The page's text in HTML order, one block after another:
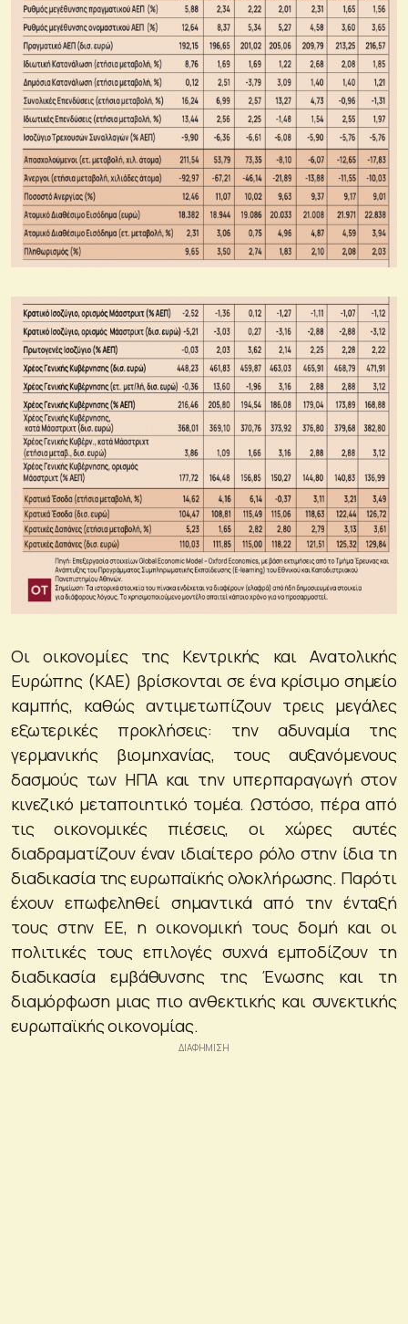
Οι οικονομίες της Κεντρικής και Ανατολικής
Ευρώπης (ΚΑΕ) βρίσκονται σε ένα κρίσιμο σημείο
καμπής, καθώς αντιμετωπίζουν τρεις μεγάλες
εξωτερικές προκλήσεις: την αδυναμία της
γερμανικής βιομηχανίας, τους αυξανόμενους
δασμούς των ΗΠΑ και την υπερπαραγωγή στον
κινεζικό μεταποιητικό τομέα. Ωστόσο, πέρα από
τις οικονομικές πιέσεις, οι χώρες αυτές
διαδραματίζουν έναν ιδιαίτερο ρόλο στην ίδια τη
διαδικασία της ευρωπαϊκής ολοκλήρωσης. Παρότι
έχουν επωφεληθεί σημαντικά από την ένταξή
τους στην ΕΕ, η οικονομική τους δομή και οι
πολιτικές τους επιλογές συχνά εμποδίζουν τη
διαδικασία εμβάθυνσης της Ένωσης και τη
διαμόρφωση μιας πιο ανθεκτικής και συνεκτικής
ευρωπαϊκής οικονομίας.